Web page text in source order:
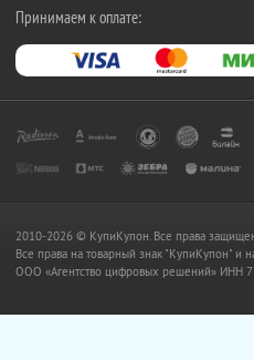
Принимаем к оплате:
2010-2026 © КупиКупон. Все права
Все права на товарный знак "КупиКупон" и
OOO «Агентство цифровых решений» ИНН